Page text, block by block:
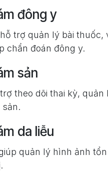
đông y
trợ quản lý bài thuốc,
chẩn đoán đông y.
sản
theo dõi thai kỳ,
da liễu
quản lý hình ảnh